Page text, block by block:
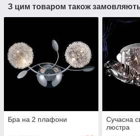
З цим товаром також
Бра на 2 плафони
Сучасна
люстра